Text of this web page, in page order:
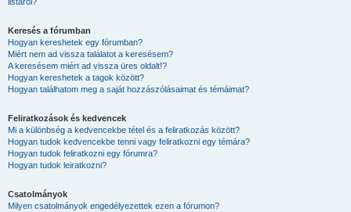
Keresés a fórumban
Hogyan kereshetek egy fórumban?
Miért nem ad vissza találatot a keresésem?
A keresésem miért ad vissza üres oldalt!?
Hogyan kereshetek a tagok között?
Hogyan találhatom meg a saját hozzászólásaimat és témáimat?
Feliratkozások és kedvencek
Mi a különbség a kedvencekbe tétel és a feliratkozás között?
Hogyan tudok kedvencekbe tenni vagy feliratkozni egy témára?
Hogyan tudok feliratkozni egy fórumra?
Hogyan tudok leiratkozni?
Csatolmányok
Milyen csatolmányok engedélyezettek ezen a fórumon?